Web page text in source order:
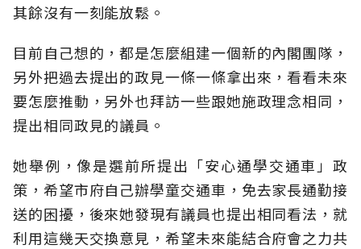
其餘沒有一刻能放鬆。
目前自己想的，都是怎麼組建一個新的內閣團隊，
另外把過去提出的政見一條一條拿出來，看看未來
要怎麼推動，另外也拜訪一些跟她施政理念相同，
提出相同政見的議員 。
她舉例，像是選前所提出「安心通學交通車」政
策， 希望市府自己辦學童交通車，免去家長通勤接
送的困擾，後來她發現有議員也提出相同看法，就
利用這幾天交換意見，希望未來能結合府會之力共